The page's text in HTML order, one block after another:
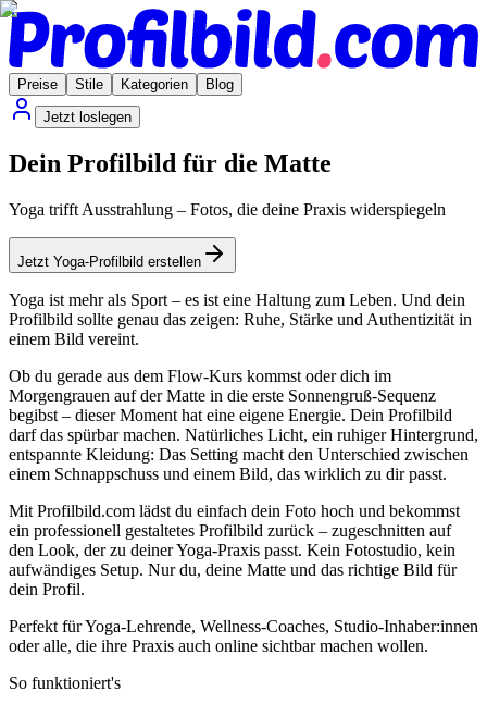
Preise Stile Kategorien
Blog
Jetzt loslegen
Dein Profilbild für die Matte
Yoga trifft Ausstrahlung – Fotos, die deine Praxis widerspiegeln
Jetzt Yoga-Profilbild erstellen
Yoga ist mehr als Sport – es ist eine Haltung zum Leben. Und dein
Profilbild sollte genau das zeigen: Ruhe, Stärke und Authentizität in
einem Bild vereint.
Ob du gerade aus dem Flow-Kurs kommst oder dich im
Morgengrauen auf der Matte in die erste Sonnengruß-Sequenz
begibst – dieser Moment hat eine eigene Energie. Dein Profilbild
darf das spürbar machen. Natürliches Licht, ein ruhiger Hintergrund,
entspannte Kleidung: Das Setting macht den Unterschied zwischen
einem Schnappschuss und einem Bild, das wirklich zu dir passt.
Mit Profilbild.com lädst du einfach dein Foto hoch und bekommst
ein professionell gestaltetes Profilbild zurück – zugeschnitten auf
den Look, der zu deiner Yoga-Praxis passt. Kein Fotostudio, kein
aufwändiges Setup. Nur du, deine Matte und das richtige Bild für
dein Profil.
Perfekt für Yoga-Lehrende, Wellness-Coaches, Studio-Inhaber:innen
oder alle, die ihre Praxis auch online sichtbar machen wollen.
So funktioniert's